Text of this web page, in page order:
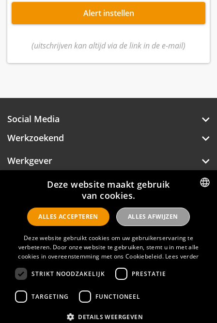
Alert instellen
(uitschrijven kan altijd via de link in de e-mail)
Social Media
Werkzoekend
Werkgever
Over Hotelprofessionals
Hotelprofessionals
FAQ
Privacyverklaring
Contact
Gebruikersvoorwaarden
DUTCH
ENGLISH
Deze website maakt gebruik
van cookies.
Deze website gebruikt cookies om uw gebruikerservaring te
verbeteren. Door onze website te gebruiken, stemt u in met alle
cookies in overeenstemming met ons Cookiebeleid. Lees verder
STRIKT NOODZAKELIJK PRESTATIE
TARGETING FUNCTIONEEL
ALLES ACCEPTEREN ALLES AFWIJZEN
DETAILS WEERGEVEN